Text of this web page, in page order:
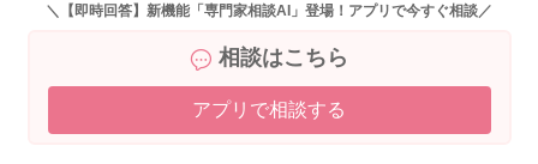
＼【即時回答】新機能「専門家相談AI」登場！アプリで今すぐ相談／
相談はこちら
アプリで相談する